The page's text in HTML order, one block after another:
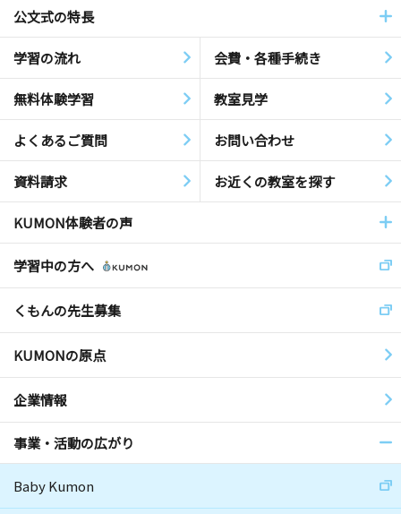
公文式の特長
学習の流れ 会費・各種手続き
無料体験学習 教室見学
よくあるご質問 お問い合わせ
資料請求 お近くの教室を探す
KUMON体験者の声
学習中の方へ
くもんの先生募集
KUMONの原点
企業情報
事業・活動の広がり
Baby Kumon